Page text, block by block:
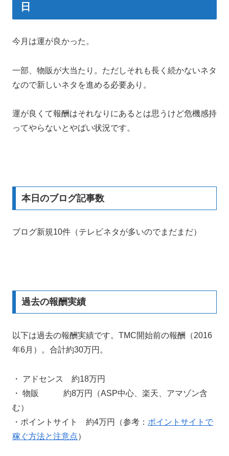
日
今月は運が良かった。
一部、物販が大当たり。ただしそれも長く続かないネタ
なので新しいネタを進める必要あり。
運が良くて報酬はそれなりにあるとは思うけど危機感持
ってやらないとやばい状況です。
本日のブログ記事数
ブログ新規10件（テレビネタが多いのでまだまだ）
過去の報酬実績
以下は過去の報酬実績です。TMC開始前の報酬（2016
年6月）。合計約30万円。
・ アドセンス 約18万円
・ 物販 約8万円（ASP中心、楽天、アマゾン含
む）
・ポイントサイト 約4万円（参考： ポイントサイトで
稼ぐ方法と注意点）